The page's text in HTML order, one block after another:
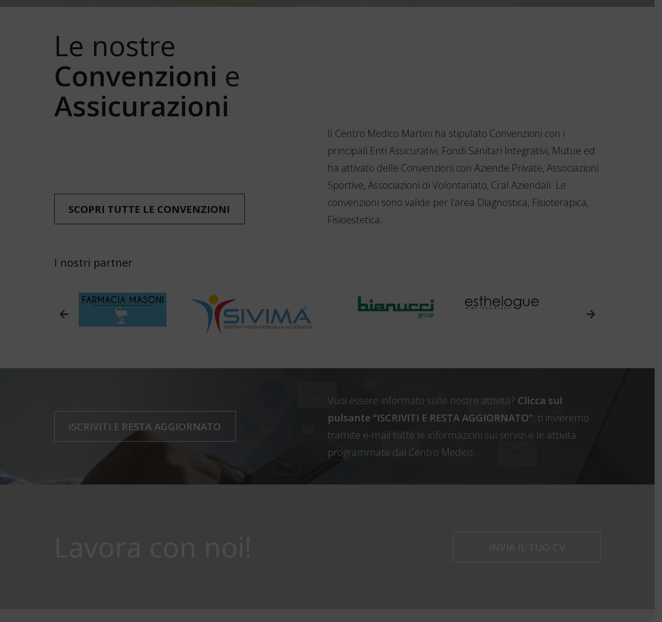
Le nostre
Convenzioni e
Assicurazioni
SCOPRI TUTTE LE CONVENZIONI
Il Centro Medico Martini ha stipulato Convenzioni con i
principali Enti Assicurativi, Fondi Sanitari Integrativi, Mutue ed
ha attivato delle Convenzioni con Aziende Private, Associazioni
Sportive, Associazioni di Volontariato, Cral Aziendali. Le
convenzioni sono valide per l’area Diagnostica, Fisioterapica,
Fisioestetica.
I nostri partner
ISCRIVITI E RESTA AGGIORNATO
Vuoi essere informato sulle nostre attività? Clicca sul
pulsante “ISCRIVITI E RESTA AGGIORNATO”, ti invieremo
tramite e-mail tutte le informazioni sui servizi e le attività
programmate dal Centro Medico.